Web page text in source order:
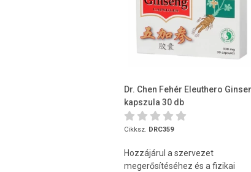
Dr. Chen Fehér Eleuthero
kapszula 30 db
Cikksz. DRC359
Hozzájárul a szervezet
megerősítéséhez és a fizikai